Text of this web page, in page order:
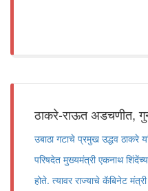
ठाकरे-राऊत अडचणीत,
उबाठा गटाचे प्रमुख उद्धव ठाकरे
परिषदेत मुख्यमंत्री एकनाथ
होते. त्यावर राज्याचे कॅबिनेट